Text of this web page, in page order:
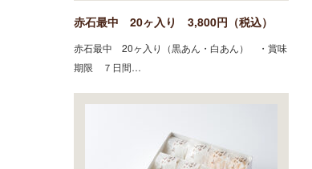
赤石最中 20ヶ入り 3,800円（税込）
赤石最中 20ヶ入り（黒あん・白あん） ・賞味
期限 ７日間…